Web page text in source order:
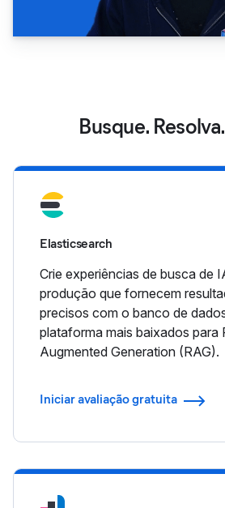
Busque.
Elasticsearch
Crie experiências de busca de
produção que fornecem
precisos com o banco de
plataforma mais baixados para
Augmented Generation (RAG).
Iniciar avaliação gratuita